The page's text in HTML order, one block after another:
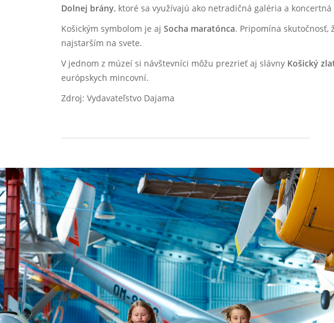
Dolnej brány, ktoré sa využívajú ako netradičná galéria a koncertná
Košickým symbolom je aj Socha maratónca. Pripomína skutočnosť,
najstarším na svete.
V jednom z múzeí si návštevníci môžu prezrieť aj slávny Košický
európskych mincovní.
Zdroj: Vydavateľstvo Dajama